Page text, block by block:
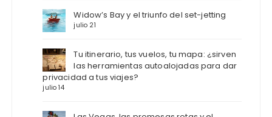
Widow’s Bay y el triunfo del set-jetting
julio 21
Tu itinerario, tus vuelos, tu mapa: ¿sirven
las herramientas autoalojadas para dar
privacidad a tus viajes?
julio 14